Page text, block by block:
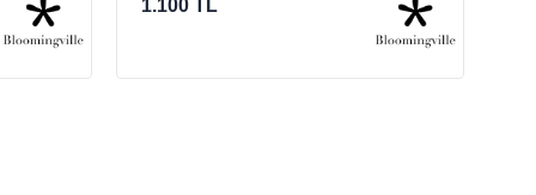
1.100 TL